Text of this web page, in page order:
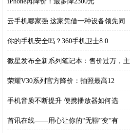
云手机哪家强 这家凭借一种设备领先同
你的手机安全吗？360手机卫士8.0
微星发布全新系列笔记本：售价过万，主
荣耀V30系列官方降价：拍照最高12
手机音质不断提升 便携播放器如何选
首讯在线——用心让你的“无聊”变“有